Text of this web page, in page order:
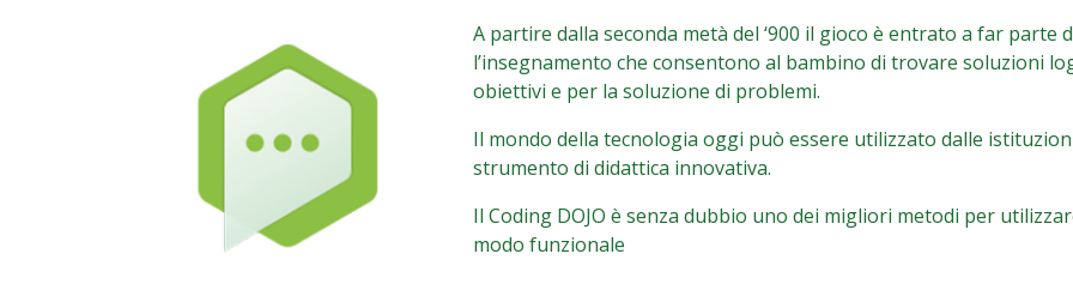
A partire dalla seconda metà del ‘900 il gioco è entrato a far parte
l’insegnamento che consentono al bambino di trovare soluzioni
obiettivi e per la soluzione di problemi.
Il mondo della tecnologia oggi può essere utilizzato dalle
strumento di didattica innovativa.
Il Coding DOJO è senza dubbio uno dei migliori metodi per
modo funzionale